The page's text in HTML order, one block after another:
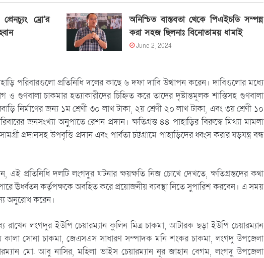
ম্রো’র
অনিশ্চিত বাস্তবতা থেকে পিএইচডি সম্পন্ন
করা সহজ ছিলনাঃ বিনোতাময় ধামাই
June 2, 2024
পরিবারগুলো প্রতিনিধি দলের কাছে ৬ দফা দাবি উত্থাপন করেন। দাবিগুলোর মধ্যে
গুণবালা চাকমার হত্যাকারীদের চিহ্নিত করে তাদের দৃষ্টান্তমূলক শাস্তিসহ গুণবালা
নির্মাণের জন্য ১ম শ্রেণী ৩০ লাখ টাকা, ২য় শ্রেণী ২০ লাখ টাকা, এবং ৩য় শ্রেণী ১০
জনসংখ্যা অনুপাতে রেশন প্রদান। ক্ষতিগ্রস্ত ৪৪ পাহাড়ির বিরুদ্ধে মিথ্যা মামলা
সামগ্রী প্রদানসহ উপবৃত্তি প্রদান এবং পার্বত্য চট্টগ্রামে পাহাড়িদের ধ্বংস করার ষড়যন্ত্র বন্ধ
এই প্রতিনিধি দলটি লংগদুর ঘটনার ক্ষয়ক্ষতি নিজ চোখে দেখতে, ক্ষতিগ্রস্তদের কথা
ঊর্ধ্বতন কর্তৃপক্ষকে অবহিত করে প্রয়োজনীয় ব্যবস্থা নিতে সুপারিশ করবেন। এ সময়
অনুরোধ করেন।
রাখেন লংগদুর ইউপি চেয়ারম্যান কুলিন মিত্র চাকমা, আটারক ছড়া ইউপি চেয়ারম্যান
কালা সোনা চাকমা, জেএসএস সাধারণ সম্পাদক মনি শংকর চাকমা, লংগদু উপজেলা
মো. আবু নাসির, মহিলা ভাইস চেয়ারম্যান নূর জাহান বেগম, লংগদু উপজেলা